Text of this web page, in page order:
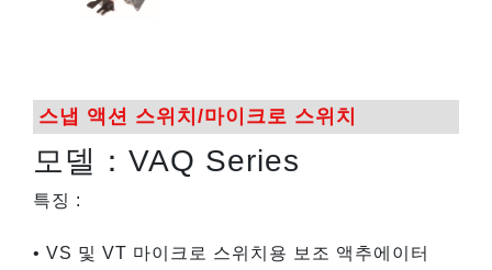
스냅 액션 스위치/마이크로 스위치
모델：VAQ Series
특징 :
• VS 및 VT 마이크로 스위치용 보조 액추에이터